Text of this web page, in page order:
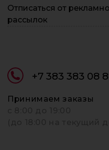
Отписаться от
рассылок
+7 383 383 08
Принимаем заказы